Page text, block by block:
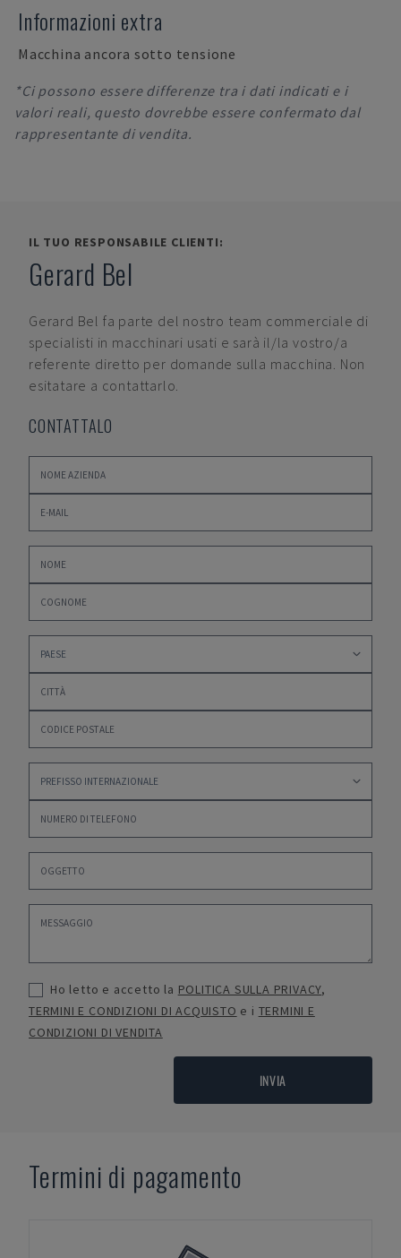
Informazioni extra
Macchina ancora sotto tensione
*Ci possono essere differenze tra i dati indicati e i
valori reali, questo dovrebbe essere confermato dal
rappresentante di vendita.
IL TUO RESPONSABILE CLIENTI:
Gerard Bel
Gerard Bel fa parte del nostro team commerciale di
specialisti in macchinari usati e sarà il/la vostro/a
referente diretto per domande sulla macchina. Non
esitatare a contattarlo.
CONTATTALO
Ho letto e accetto la POLITICA SULLA PRIVACY,
TERMINI E CONDIZIONI DI ACQUISTO e i TERMINI E
CONDIZIONI DI VENDITA
INVIA
Termini di pagamento